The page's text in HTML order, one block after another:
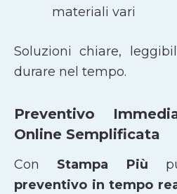
materiali vari
Soluzioni chiare,
durare nel tempo.
Preventivo
Online Semplificata
Con Stampa Più
preventivo in tempo